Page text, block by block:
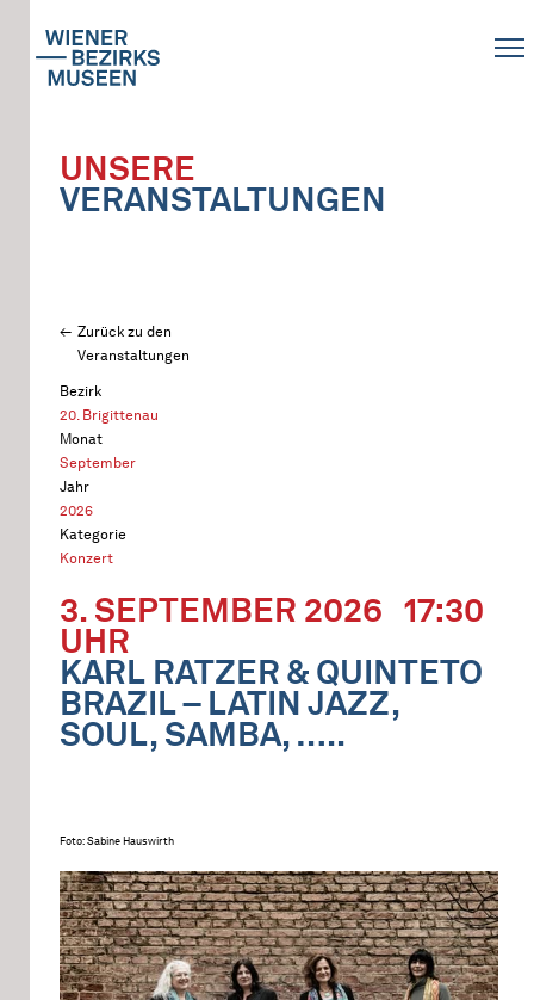
UNSERE
VERANSTALTUNGEN
Zurück zu den
Veranstaltungen
Bezirk
20. Brigittenau
Monat
September
Jahr
2026
Kategorie
Konzert
3. SEPTEMBER 2026 17:30
UHR
KARL RATZER & QUINTETO
BRAZIL – LATIN JAZZ,
SOUL, SAMBA, …..
Foto: Sabine Hauswirth